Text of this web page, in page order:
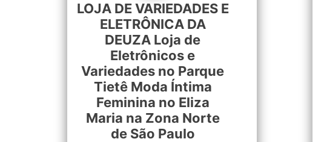
LOJA DE VARIEDADES E
ELETRÔNICA DA
DEUZA Loja de
Eletrônicos e
Variedades no Parque
Tietê Moda Íntima
Feminina no Eliza
Maria na Zona Norte
de São Paulo